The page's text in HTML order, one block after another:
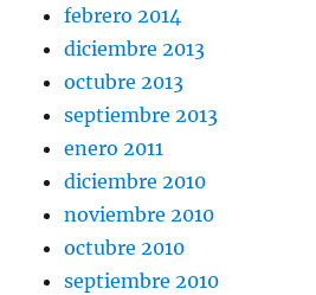
febrero 2014
diciembre 2013
octubre 2013
septiembre 2013
enero 2011
diciembre 2010
noviembre 2010
octubre 2010
septiembre 2010